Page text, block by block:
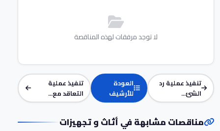
لا توجد مرفقات لهذه المناقصة
تنفيذ عملية رد
الشئ...
العودة
للأرشيف
تنفيذ عملية
التعاقد مع...
مناقصات مشابهة في أثاث و تجهيزات